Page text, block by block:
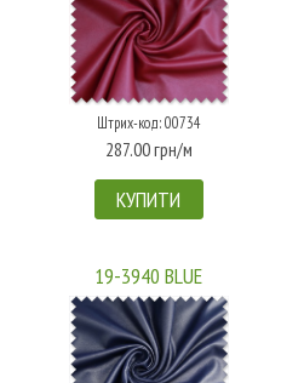
Штрих-код: 00734
287.00 грн/м
КУПИТИ
19-3940 BLUE